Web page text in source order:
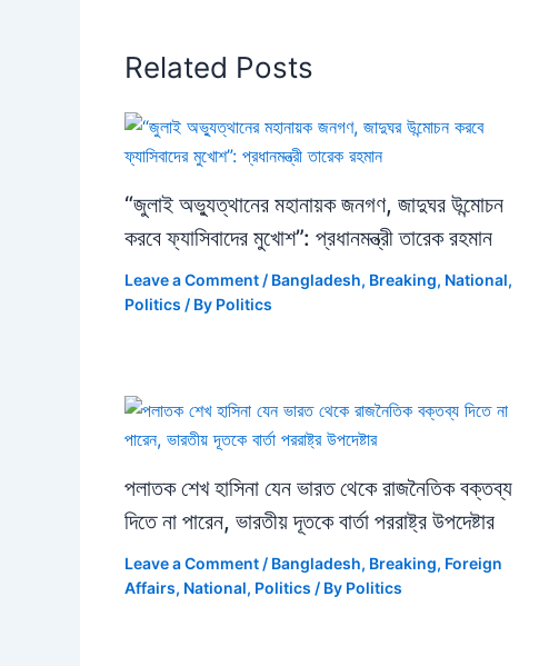
Related Posts
“জুলাই অভ্যুত্থানের মহানায়ক জনগণ, জাদুঘর উন্মোচন
করবে ফ্যাসিবাদের মুখোশ”: প্রধানমন্ত্রী তারেক রহমান
Leave a Comment / Bangladesh, Breaking, National,
Politics / By Politics
পলাতক শেখ হাসিনা যেন ভারত থেকে রাজনৈতিক বক্তব্য
দিতে না পারেন, ভারতীয় দূতকে বার্তা পররাষ্ট্র উপদেষ্টার
Leave a Comment / Bangladesh, Breaking, Foreign
Affairs, National, Politics / By Politics